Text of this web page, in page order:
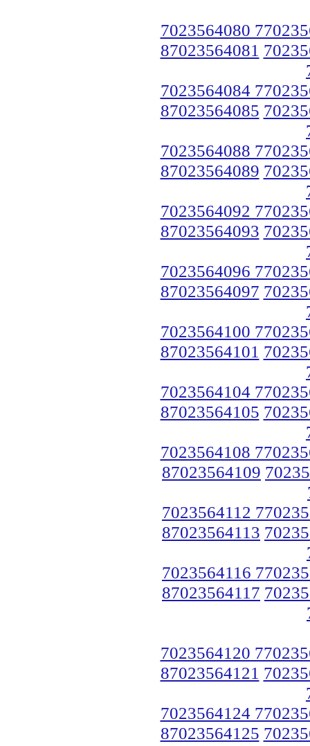
7023564080
87023564081
7023564084
87023564085
7023564088
87023564089
7023564092
87023564093
7023564096
87023564097
7023564100
87023564101
7023564104
87023564105
7023564108
87023564109
7023564112
87023564113
7023564116
87023564117
7023564120
87023564121
7023564124
87023564125